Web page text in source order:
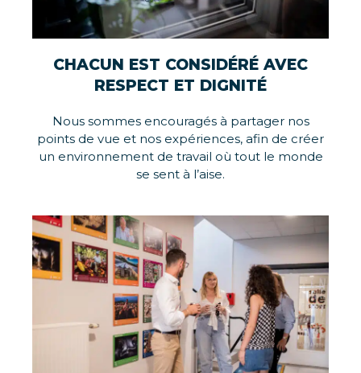
CHACUN EST CONSIDÉRÉ AVEC
RESPECT ET DIGNITÉ
Nous sommes encouragés à partager nos
points de vue et nos expériences, afin de créer
un environnement de travail où tout le monde
se sent à l’aise.